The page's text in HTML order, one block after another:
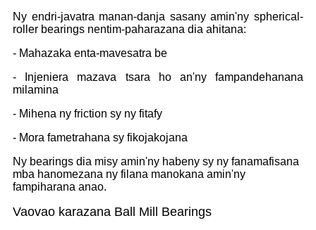
Ny endri-javatra manan-danja sasany amin'ny spherical-
roller bearings nentim-paharazana dia ahitana:
- Mahazaka enta-mavesatra be
- Injeniera mazava tsara ho an'ny fampandehanana
milamina
- Mihena ny friction sy ny fitafy
- Mora fametrahana sy fikojakojana
Ny bearings dia misy amin'ny habeny sy ny fanamafisana
mba hanomezana ny filana manokana amin'ny
fampiharana anao.
Vaovao karazana Ball Mill Bearings